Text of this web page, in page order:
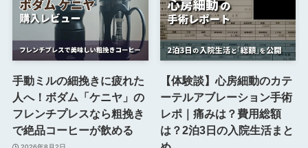
手動ミルの細挽きに疲れた
人へ！ボダム「ケニヤ」の
フレンチプレスなら粗挽き
で絶品コーヒーが飲める
【体験談】心房細動のカテ
ーテルアブレーション手術
レポ｜痛みは？費用総額
は？2泊3日の入院生活まと